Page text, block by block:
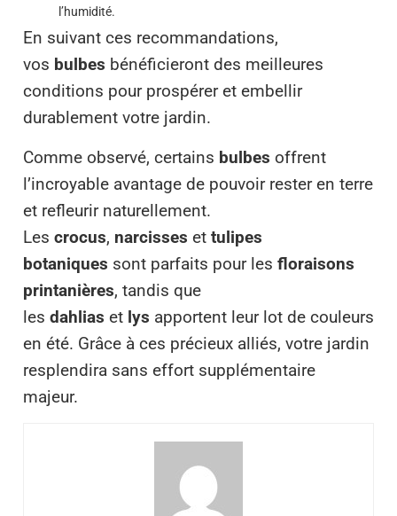
l’humidité.
En suivant ces recommandations,
vos bulbes bénéficieront des meilleures
conditions pour prospérer et embellir
durablement votre jardin.
Comme observé, certains bulbes offrent
l’incroyable avantage de pouvoir rester en terre
et refleurir naturellement.
Les crocus, narcisses et tulipes
botaniques sont parfaits pour les floraisons
printanières, tandis que
les dahlias et lys apportent leur lot de couleurs
en été. Grâce à ces précieux alliés, votre jardin
resplendira sans effort supplémentaire
majeur.